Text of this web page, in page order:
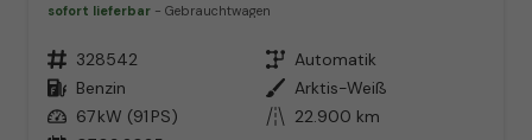
sofort lieferbar Gebrauchtwagen
Fahrzeugnr. 328542 Getriebe Automatik
Kraftstoff Benzin Außenfarbe Arktis-Weiß
Leistung 67 kW (91 PS) Kilometerstand 22.900 km